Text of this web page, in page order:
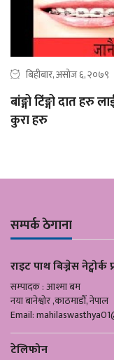
बिहीबार, असोज ६, २०७९
बांङ्गो टिंङ्गो दात हरु
कुरा हरु
सम्पर्क ठेगाना
राइट पाथ बिज्नेस नेट्वोर्क
सम्पादक : आश्मा बम
नया बानेश्वोर ,काठमाडौँ, नेपाल
Email:
टेलिफोन